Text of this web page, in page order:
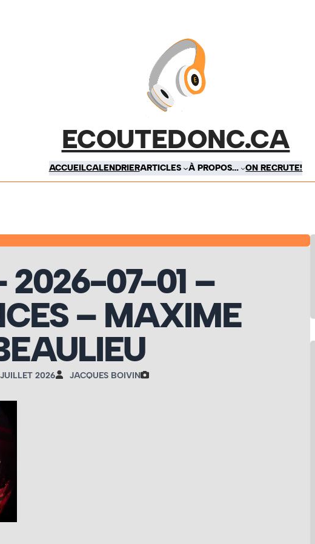
ECOUTEDONC.CA
ACCUEILCALENDRIERARTICLES À PROPOS… ON RECRUTE!
2026-07-01 –
– MAXIME
2026 JACQUES BOIVIN